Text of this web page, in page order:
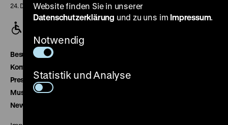
24. Dezember geschlossen
Besucherservice
Kontakt
Presse
Museumsverein
Newsletter
Website finden Sie in unserer
Datenschutzerklärung und zu uns im Impressum.
Notwendig
Statistik und Analyse